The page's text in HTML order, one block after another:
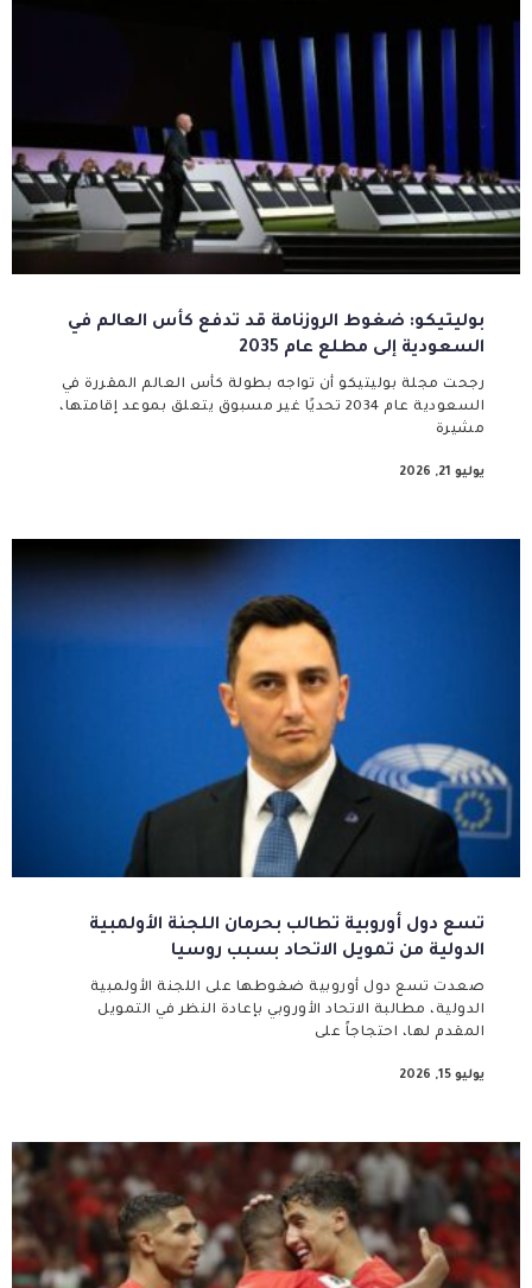
بوليتيكو: ضغوط الروزنامة قد تدفع كأس العالم في
السعودية إلى مطلع عام 2035
رجحت مجلة بوليتيكو أن تواجه بطولة كأس العالم المقررة في
السعودية عام 2034 تحديًا غير مسبوق يتعلق بموعد إقامتها،
مشيرة
يوليو 21, 2026
تسع دول أوروبية تطالب بحرمان اللجنة الأولمبية
الدولية من تمويل الاتحاد بسبب روسيا
صعدت تسع دول أوروبية ضغوطها على اللجنة الأولمبية
الدولية، مطالبة الاتحاد الأوروبي بإعادة النظر في التمويل
المقدم لها، احتجاجاً على
يوليو 15, 2026